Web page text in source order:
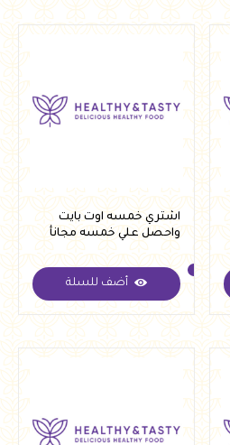
اشتري خمسه اوت بايت
واحصل علي خمسه مجانأ
أضف للسلة